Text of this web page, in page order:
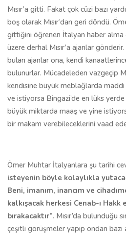
Mısır’a gitti. Fakat çok cüzi bazı
boş olarak Mısır’dan geri döndü.
gittiğini öğrenen İtalyan haber
üzere derhal Mısır’a ajanlar gönderir.
bulan ajanlar ona, kendi
bulunurlar. Mücadeleden vazgeçip
kendisine büyük meblağlarda maddi
ve istiyorsa Bingazi’de en lüks
büyük miktarda maaş ve yine
bir makam verebileceklerini vaad
Ömer Muhtar İtalyanlara şu tarihi
isteyenin böyle kolaylıkla
Beni, imanım, inancım ve
kalkışacak herkesi Cenab-ı
bırakacaktır”. Mısır’da bulunduğu
çeşitli görüşmeler yapıp ondan bazı